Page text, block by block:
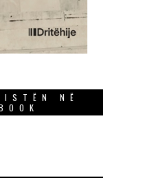
NË